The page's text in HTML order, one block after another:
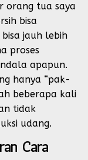
orang tua saya
bisa
jauh lebih
proses
apapun.
hanya “pak-
beberapa kali
tidak
udang.
Cara